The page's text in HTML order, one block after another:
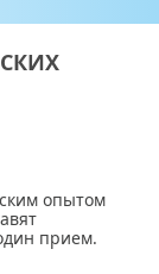
опытом
прием.